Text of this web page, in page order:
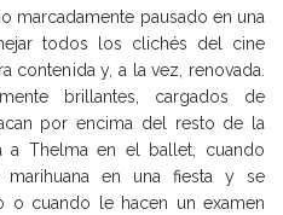
marcadamente pausado en una
todos los clichés del cine
contenida y, a la vez, renovada.
brillantes, cargados de
por encima del resto de la
a Thelma en el ballet, cuando
en una fiesta y se
o cuando le hacen un examen